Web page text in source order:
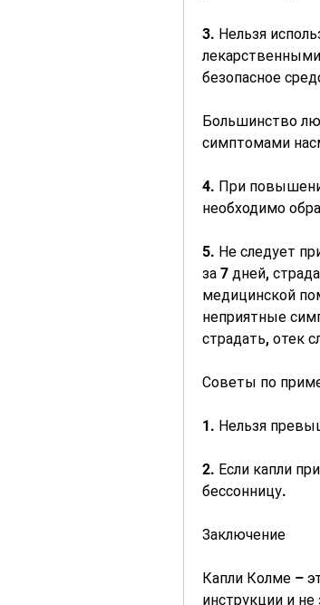
3. Нельзя
безопасное
Большинство
симптомами
4. При
необходимо
5. Не следует
за 7 дней,
медицинской
неприятные
страдать, отек
Советы по
1. Нельзя
2. Если капли
бессонницу.
Заключение
Капли Колме –
инструкции и